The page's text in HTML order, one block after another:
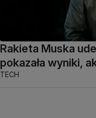
Rakieta Muska
pokazała wyniki,
TECH